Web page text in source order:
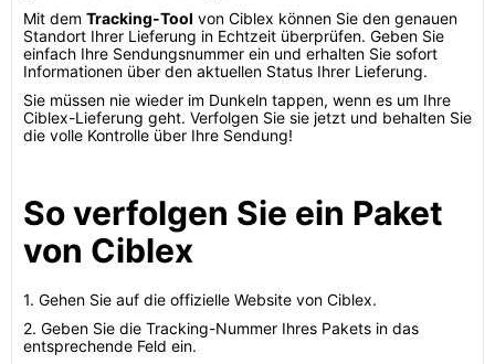
Mit dem Tracking-Tool von Ciblex können Sie den genauen
Standort Ihrer Lieferung in Echtzeit überprüfen. Geben Sie
einfach Ihre Sendungsnummer ein und erhalten Sie sofort
Informationen über den aktuellen Status Ihrer Lieferung.
Sie müssen nie wieder im Dunkeln tappen, wenn es um Ihre
Ciblex-Lieferung geht. Verfolgen Sie sie jetzt und behalten Sie
die volle Kontrolle über Ihre Sendung!
So verfolgen Sie ein Paket
von Ciblex
1. Gehen Sie auf die offizielle Website von Ciblex.
2. Geben Sie die Tracking-Nummer Ihres Pakets in das
entsprechende Feld ein.